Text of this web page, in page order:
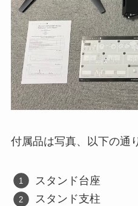
付属品は写真、以下の通
スタンド台座
スタンド支柱